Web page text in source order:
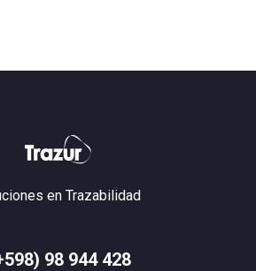
en Trazabilidad
98 944 428